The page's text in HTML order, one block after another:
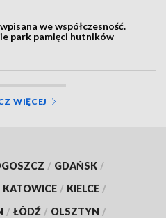
we współczesność.
park pamięci hutników
WIĘCEJ
/ GDAŃSK /
KATOWICE / KIELCE /
/ ŁÓDŹ / OLSZTYN /